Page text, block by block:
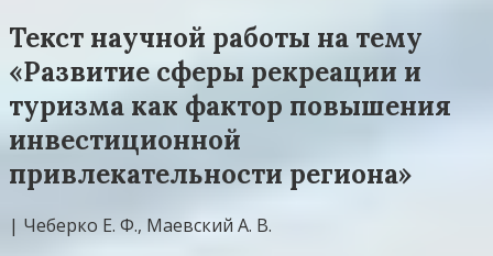
Текст научной работы на тему
«Развитие сферы рекреации и
туризма как фактор повышения
инвестиционной
привлекательности региона»
| Чеберко Е. Ф., Маевский А. В.